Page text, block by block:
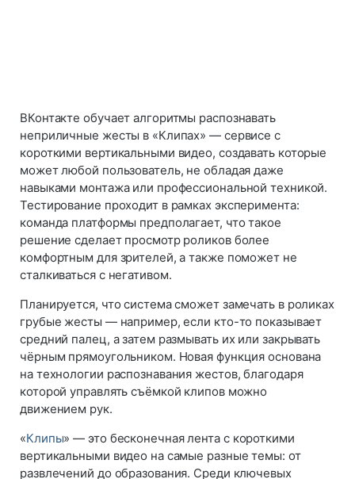
ВКонтакте обучает алгоритмы распознавать
неприличные жесты в «Клипах» — сервисе с
короткими вертикальными видео, создавать которые
может любой пользователь, не обладая даже
навыками монтажа или профессиональной техникой.
Тестирование проходит в рамках эксперимента:
команда платформы предполагает, что такое
решение сделает просмотр роликов более
комфортным для зрителей, а также поможет не
сталкиваться с негативом.
Планируется, что система сможет замечать в роликах
грубые жесты — например, если кто-то показывает
средний палец, а затем размывать их или закрывать
чёрным прямоугольником. Новая функция основана
на технологии распознавания жестов, благодаря
которой управлять съёмкой клипов можно
движением рук.
«Клипы» — это бесконечная лента с короткими
вертикальными видео на самые разные темы: от
развлечений до образования. Среди ключевых